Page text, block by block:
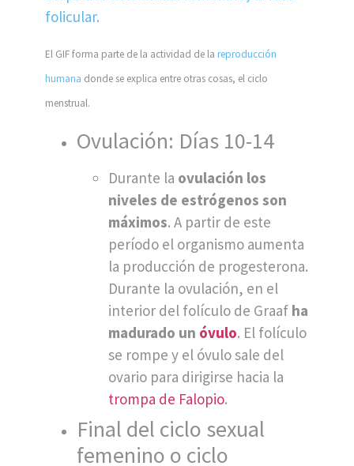
El GIF forma parte de la actividad de la reproducción
humana donde se explica entre otras cosas, el ciclo
menstrual.
Ovulación: Días 10-14
Durante la ovulación los
niveles de estrógenos son
máximos. A partir de este
período el organismo aumenta
la producción de progesterona.
Durante la ovulación, en el
interior del folículo de Graaf ha
madurado un óvulo. El folículo
se rompe y el óvulo sale del
ovario para dirigirse hacia la
trompa de Falopio.
Final del ciclo sexual
femenino o ciclo